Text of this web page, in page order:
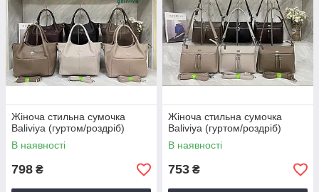
Жіноча стильна сумочка
Baliviya (гуртом/роздріб)
В наявності
798 ₴
Жіноча стильна сумочка
Baliviya (гуртом/роздріб)
В наявності
753 ₴